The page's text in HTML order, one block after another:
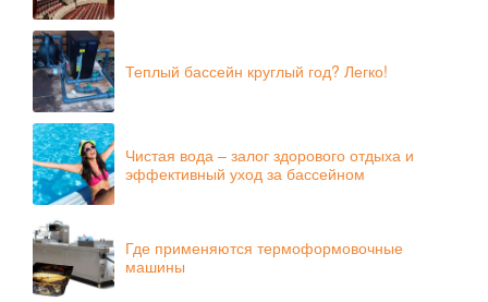
Теплый бассейн круглый год? Легко!
Чистая вода – залог здорового отдыха и
эффективный уход за бассейном
Где применяются термоформовочные
машины